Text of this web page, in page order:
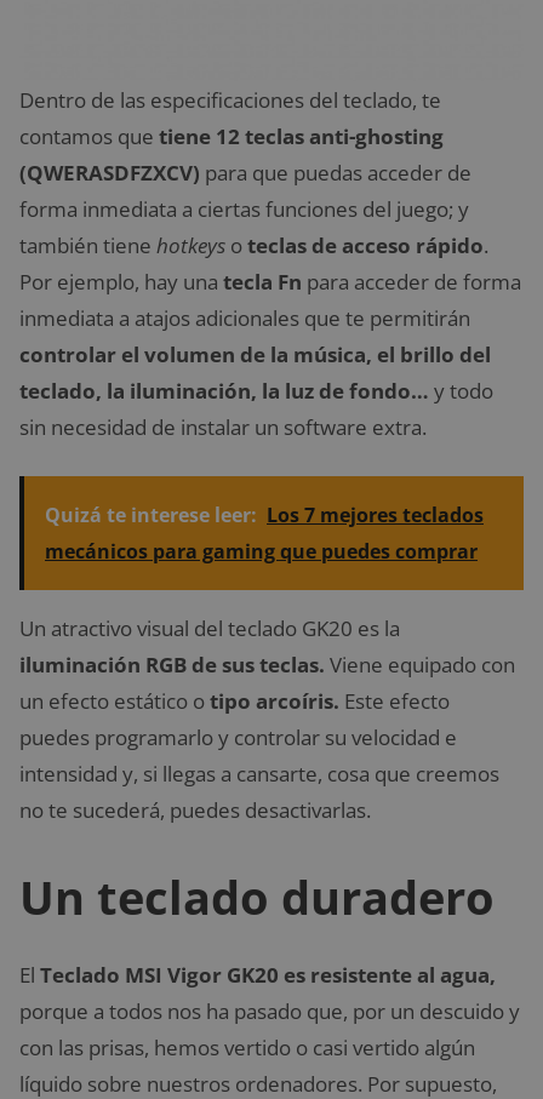
Dentro de las especificaciones del teclado, te
contamos que tiene 12 teclas anti-ghosting
(QWERASDFZXCV) para que puedas acceder de
forma inmediata a ciertas funciones del juego; y
también tiene hotkeys oteclas de acceso rápido.
Por ejemplo, hay una tecla Fn para acceder de forma
inmediata a atajos adicionales que te permitirán
controlar el volumen de la música, el brillo del
teclado, la iluminación, la luz de fondo… y todo
sin necesidad de instalar un software extra.
Quizá te interese leer: Los 7 mejores teclados
mecánicos para gaming que puedes comprar
Un atractivo visual del teclado GK20 es la
iluminación RGB de sus teclas. Viene equipado con
un efecto estático otipo arcoíris. Este efecto
puedes programarlo y controlar su velocidad e
intensidad y, si llegas a cansarte, cosa que creemos
no te sucederá, puedes desactivarlas.
Un teclado duradero
El Teclado MSI Vigor GK20 es resistente al agua,
porque a todos nos ha pasado que, por un descuido y
con las prisas, hemos vertido o casi vertido algún
líquido sobre nuestros ordenadores. Por supuesto,